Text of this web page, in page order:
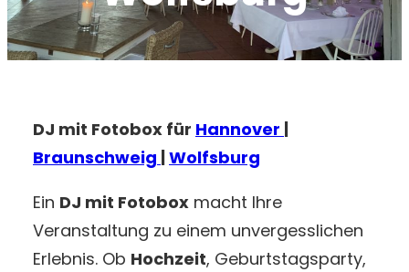
DJ mit Fotobox für Hannover
Braunschweig Wolfsburg
Ein DJ mit Fotobox macht Ihre
Veranstaltung zu einem unvergesslichen
Erlebnis. Ob Hochzeit, Geburtstagsparty,